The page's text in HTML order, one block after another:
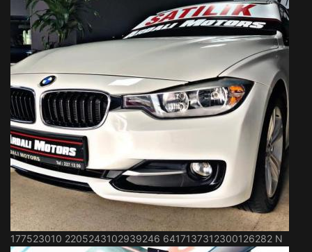
177523010 2205243102939246 6417137312300126282 N